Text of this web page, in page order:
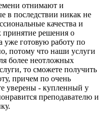
отнимают и
в последствии никак не
качества и
принятие решения о
уже готовую работу по
потому что наши услуги
более неотложных
то сможете получить
причем по очень
уверены - купленный у
преподавателю и